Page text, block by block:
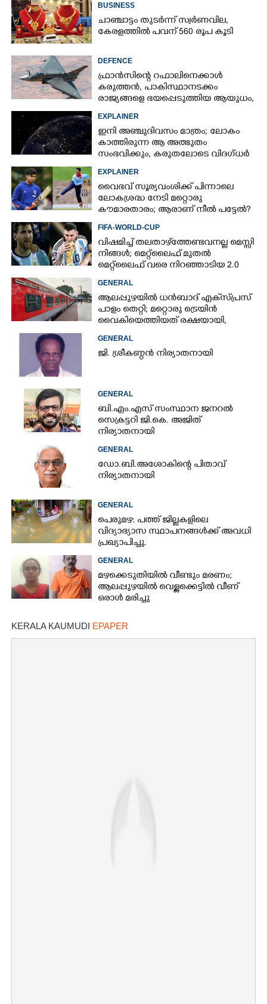
BUSINESS
ചാഞ്ചാട്ടം തുടർന്ന് സ്വർണവില,
കേരളത്തിൽ പവന് 560 രൂപ കൂടി
DEFENCE
ഫ്രാൻസിന്റെ റഫാലിനെക്കാൾ
കരുത്തൻ,​ പാകിസ്ഥാനടക്കം
രാജ്യങ്ങളെ ഭയപ്പെടുത്തിയ ആയുധം,​
ഇന്ത്യ നിർമ്മിച്ച എണ്ണം 100ലേക്ക്
EXPLAINER
ഇനി അഞ്ചുദിവസം മാത്രം; ലോകം
കാത്തിരുന്ന ആ അത്ഭുതം
സംഭവിക്കും, കരുതലോടെ വിദഗ്ധർ
EXPLAINER
വൈഭവ് സൂര്യവംശിക്ക് പിന്നാലെ
ലോകശ്രദ്ധ നേടി മറ്റൊരു
കൗമാരതാരം; ആരാണ് നീൽ പട്ടേൽ?
FIFA-WORLD-CUP
വിഷമിച്ച് തലതാഴ്‌ത്തേണ്ടവനല്ല മെസ്സി
നിങ്ങള്‍; മെറ്റ്‌ലൈഫ് മുതല്‍
മെറ്റ്‌ലൈഫ് വരെ നിറഞ്ഞാടിയ 2.0
GENERAL
ആലപ്പുഴയിൽ ധൻബാദ് എക്‌സ്പ്രസ്
പാളം തെറ്റി; മറ്റൊരു ട്രെയിൻ
വൈകിയെത്തിയത് രക്ഷയായി,
ഒഴിവായത് വൻ ദുരന്തം
GENERAL
ജി. ശ്രീകണ്ഠൻ നിര്യാതനായി
GENERAL
ബി.എം.എസ് സംസ്ഥാന ജനറൽ
സെക്രട്ടറി ജി.കെ. അജിത്
നിര്യാതനായി
GENERAL
ഡോ.ബി.അശോകിന്റെ പിതാവ്
നിര്യാതനായി
GENERAL
പെരുമഴ: പത്ത് ജില്ലകളിലെ
വിദ്യാഭ്യാസ സ്ഥാപനങ്ങൾക്ക് അവധി
പ്രഖ്യാപിച്ചു.
GENERAL
മഴക്കെടുതിയിൽ വീണ്ടും മരണം;
ആലപ്പുഴയിൽ വെള്ളക്കെട്ടിൽ വീണ്
ഒരാൾ മരിച്ചു
KERALA KAUMUDI EPAPER